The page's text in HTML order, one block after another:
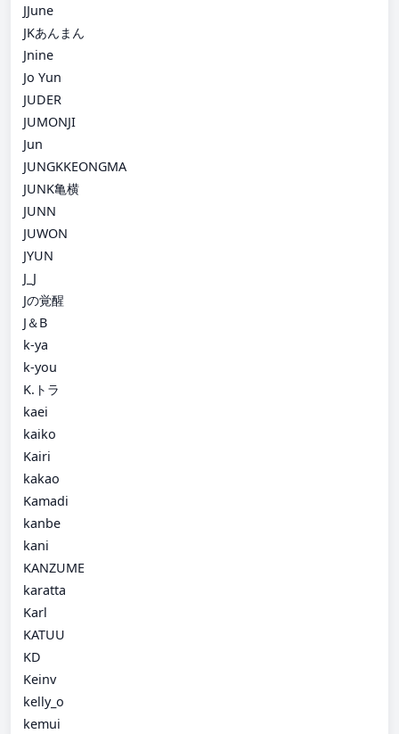
JJune
JKあんまん
Jnine
Jo Yun
JUDER
JUMONJI
Jun
JUNGKKEONGMA
JUNK亀横
JUNN
JUWON
JYUN
J_J
Jの覚醒
J＆B
k-ya
k-you
K.トラ
kaei
kaiko
Kairi
kakao
Kamadi
kanbe
kani
KANZUME
karatta
Karl
KATUU
KD
Keinv
kelly_o
kemui